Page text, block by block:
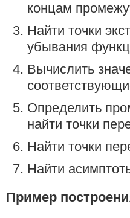
концам
Найти точки
убывания
Вычислить
Определить
найти точки
Найти точки
Найти
Пример